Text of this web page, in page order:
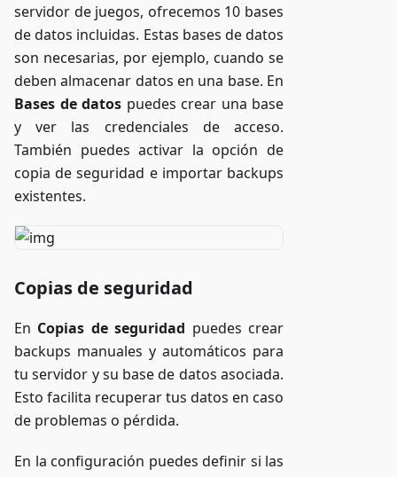
servidor de juegos, ofrecemos 10 bases
de datos incluidas. Estas bases de datos
son necesarias, por ejemplo, cuando se
deben almacenar datos en una base. En
Bases de datos puedes crear una base
y ver las credenciales de acceso.
También puedes activar la opción de
copia de seguridad e importar backups
existentes.
Copias de seguridad
En Copias de seguridad puedes crear
backups manuales y automáticos para
tu servidor y su base de datos asociada.
Esto facilita recuperar tus datos en caso
de problemas o pérdida.
En la configuración puedes definir si las